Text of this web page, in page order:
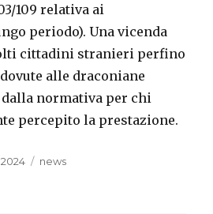
109 relativa ai
periodo). Una vicenda
cittadini stranieri perfino
alle draconiane
normativa per chi
percepito la prestazione.
Categories
news